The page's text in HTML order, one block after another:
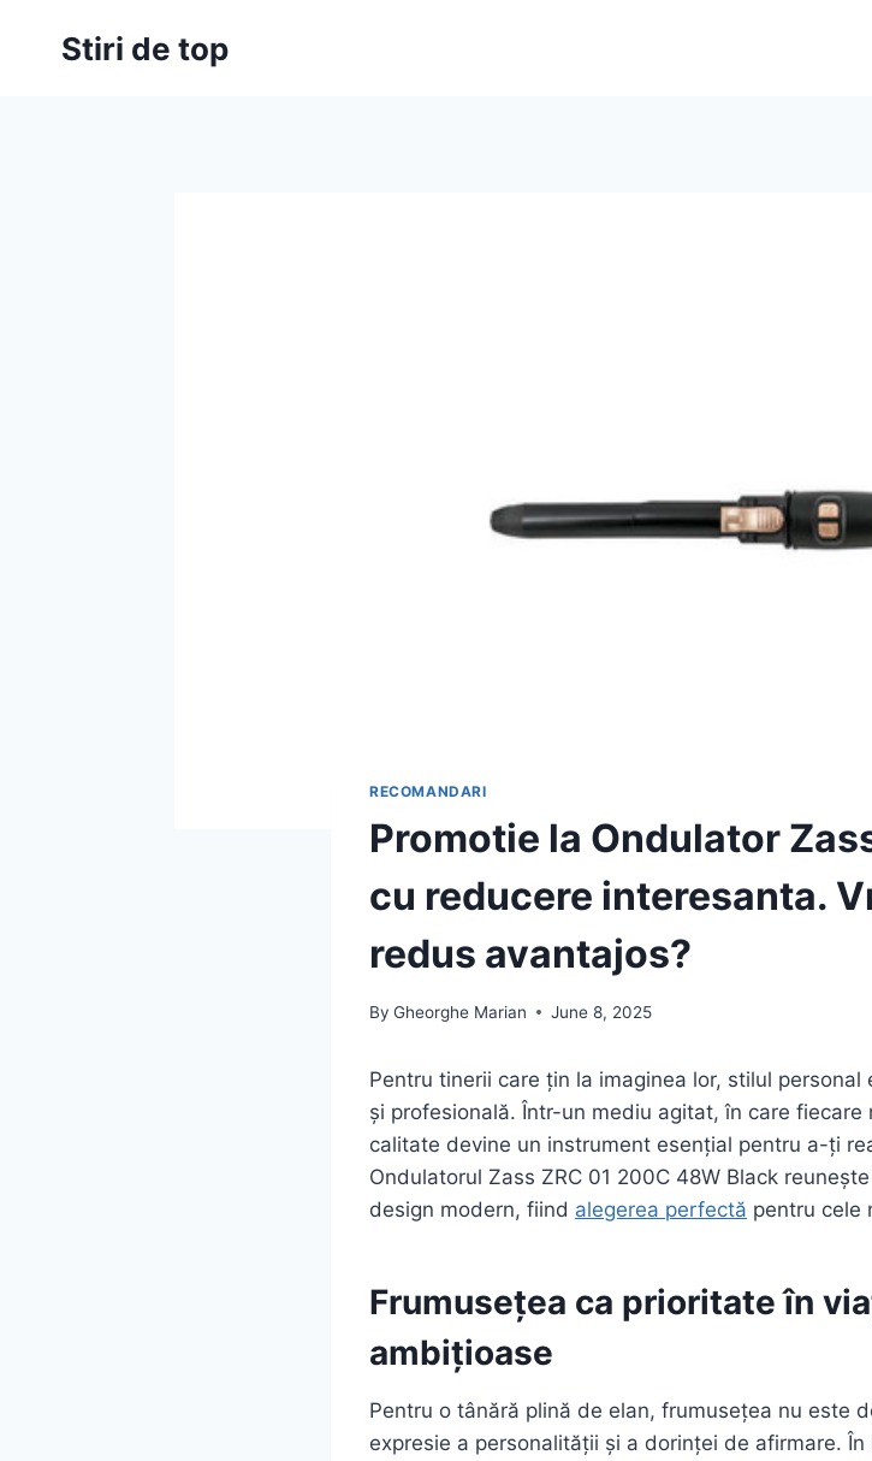
Stiri de top
RECOMANDARI
Promotie la Ondulator
cu reducere interesanta.
redus avantajos?
By Gheorghe Marian June 8, 2025
Pentru tinerii care țin la imaginea lor, stilul
și profesională. Într-un mediu agitat, în care
calitate devine un instrument esențial pentru a-ți
Ondulatorul Zass ZRC 01 200C 48W Black
design modern, fiind alegerea perfectă pentru cele
Frumusețea ca prioritate în
ambițioase
Pentru o tânără plină de elan, frumusețea nu este
expresie a personalității și a dorinței de afirmare.